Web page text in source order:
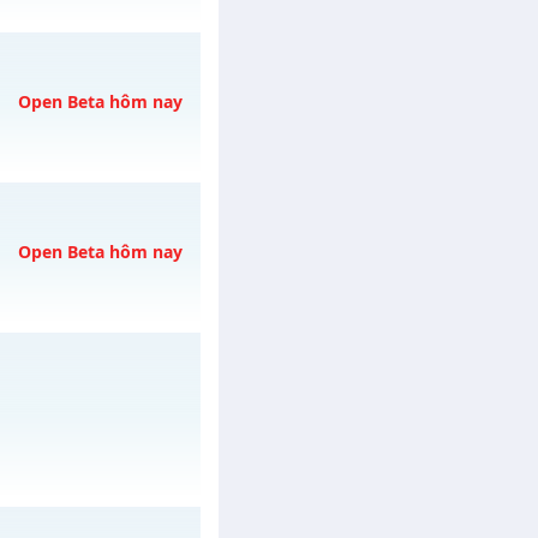
vào 13h ngày
Open Beta hôm nay
06/08/2626
Open Beta hôm nay